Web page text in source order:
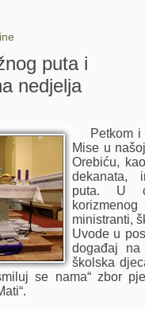
puta i
nedjelja
Petkom i
Mise u
Orebiću,
dekanata,
puta. U
ministranti,
Uvode u
događaj
školska
se nama“ zbor